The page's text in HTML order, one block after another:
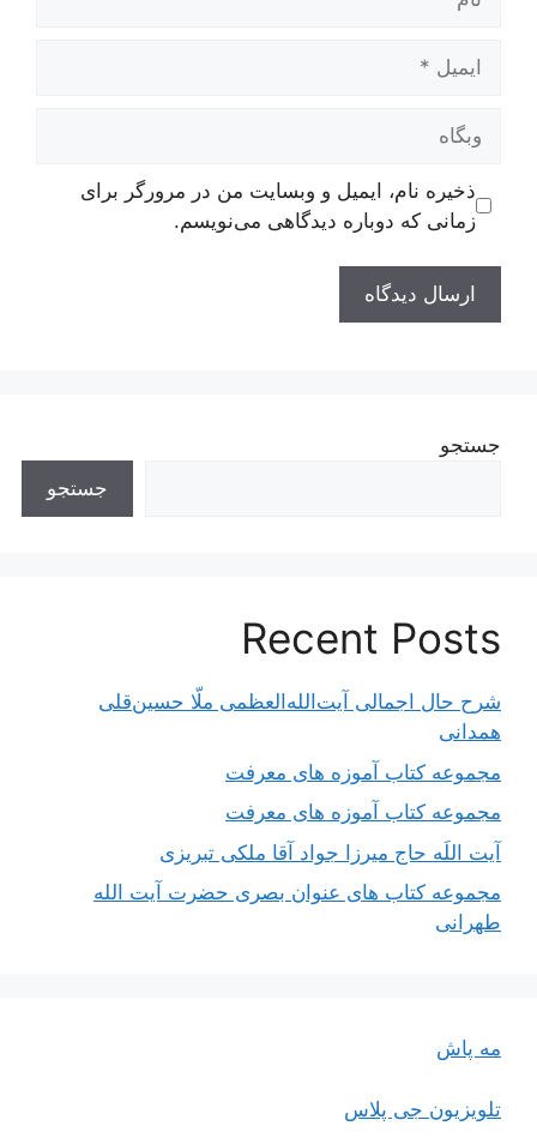
وبگاه
ذخیره نام، ایمیل و وبسایت من در مرورگر برای
زمانی که دوباره دیدگاهی می‌نویسم.
جستجو
جستجو
Recent Posts
شرح حال اجمالی آیت‌الله‌العظمی ملّا حسین‌قلی
همدانی
مجموعه کتاب آموزه های معرفت
مجموعه کتاب آموزه های معرفت
آیت اللَه حاج میرزا جواد آقا ملکی تبریزی
مجموعه کتاب های عنوان بصری حضرت آیت الله
طهرانی
مه پاش
تلویزیون جی پلاس